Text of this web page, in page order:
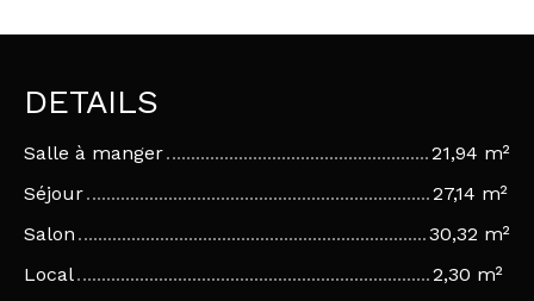
DETAILS
Salle à manger
21,94 m²
Séjour
27,14 m²
Salon
30,32 m²
Local
2,30 m²